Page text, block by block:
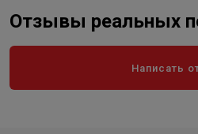
Отзывы реальных
Написать